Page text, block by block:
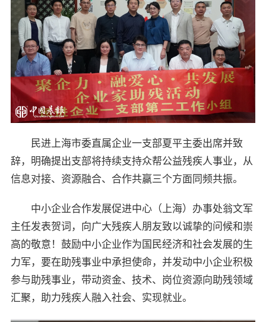
民进上海市委直属企业一支部夏平主委出席并致
辞，明确提出支部将持续支持众帮公益残疾人事业，从
信息对接、资源融合、合作共赢三个方面同频共振。
中小企业合作发展促进中心（上海）办事处翁文军
主任发表贺词，向广大残疾人朋友致以诚挚的问候和崇
高的敬意！鼓励中小企业作为国民经济和社会发展的生
力军，要在助残事业中承担使命，并发动中小企业积极
参与助残事业，带动资金、技术、岗位资源向助残领域
汇聚，助力残疾人融入社会、实现就业。